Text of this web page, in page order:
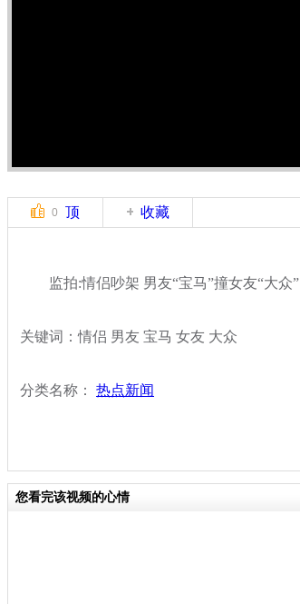
0 顶 收藏
监拍:情侣吵架 男友“宝马”撞女友“大众”
关键词：情侣 男友 宝马 女友 大众
分类名称： 热点新闻
您看完该视频的心情